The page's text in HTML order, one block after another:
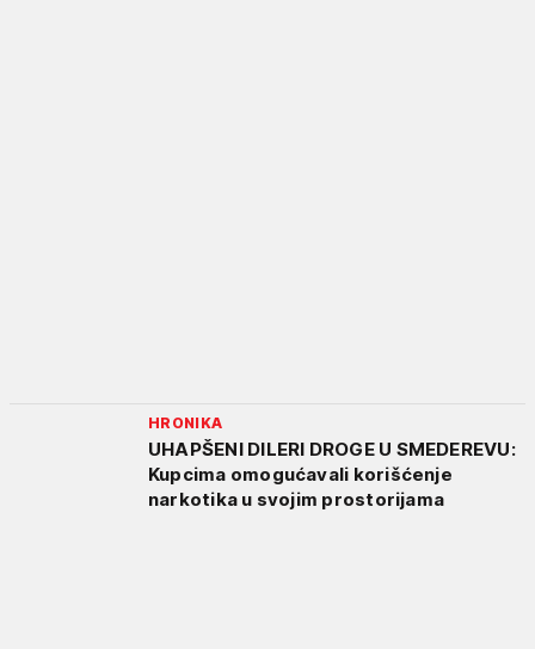
HRONIKA
UHAPŠENI DILERI DROGE U SMEDEREVU:
Kupcima omogućavali korišćenje
narkotika u svojim prostorijama